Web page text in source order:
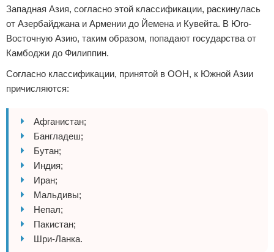
Западная Азия, согласно этой классификации, раскинулась
от Азербайджана и Армении до Йемена и Кувейта. В Юго-
Восточную Азию, таким образом, попадают государства от
Камбоджи до Филиппин.
Согласно классификации, принятой в ООН, к Южной Азии
причисляются:
Афганистан;
Бангладеш;
Бутан;
Индия;
Иран;
Мальдивы;
Непал;
Пакистан;
Шри-Ланка.